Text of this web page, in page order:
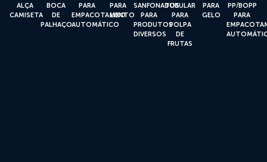
ALÇA
CAMISETA
BOCA
DE
PALHAÇO
PARA
EMPACOTAMENTO
AUTOMÁTICO
PARA
LIXO
SANFONADOS
PARA
PRODUTOS
DIVERSOS
TUBULAR
PARA
POLPA
DE
FRUTAS
PARA
GELO
PP/BOPP
PARA